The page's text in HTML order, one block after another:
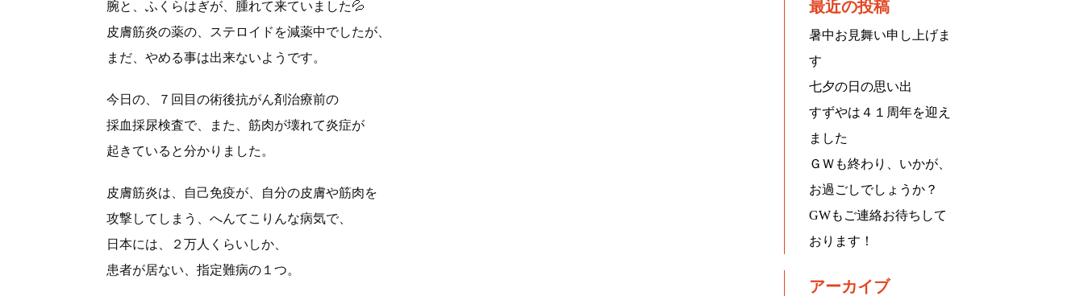
腕と、ふくらはぎが、腫れて来ていました💦
皮膚筋炎の薬の、ステロイドを減薬中でしたが、
まだ、やめる事は出来ないようです。
今日の、７回目の術後抗がん剤治療前の
採血採尿検査で、また、筋肉が壊れて炎症が
起きていると分かりました。
皮膚筋炎は、自己免疫が、自分の皮膚や筋肉を
攻撃してしまう、へんてこりんな病気で、
日本には、２万人くらいしか、
患者が居ない、指定難病の１つ。
最近の投稿
暑中お見舞い申し上げま
す
七夕の日の思い出
すずやは４１周年を迎え
ました
ＧＷも終わり、いかが、
お過ごしでしょうか？
GWもご連絡お待ちして
おります！
アーカイブ